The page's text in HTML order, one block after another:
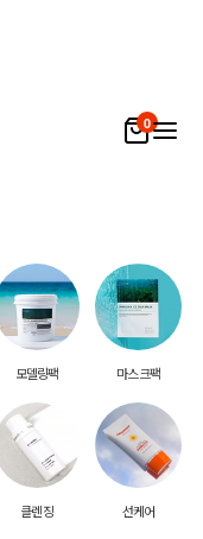
0
모델링팩 마스크팩
클렌징 선케어